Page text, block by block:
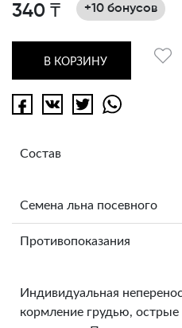
340 ₸ +10 бонусов
В КОРЗИНУ
Состав
Семена льна посевного
Противопоказания
Индивидуальная
кормление грудью,